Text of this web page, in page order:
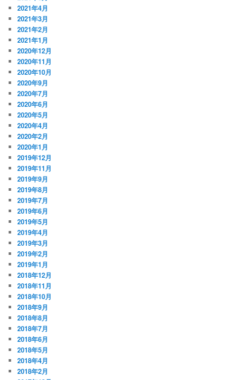
2021年4月
2021年3月
2021年2月
2021年1月
2020年12月
2020年11月
2020年10月
2020年9月
2020年7月
2020年6月
2020年5月
2020年4月
2020年2月
2020年1月
2019年12月
2019年11月
2019年9月
2019年8月
2019年7月
2019年6月
2019年5月
2019年4月
2019年3月
2019年2月
2019年1月
2018年12月
2018年11月
2018年10月
2018年9月
2018年8月
2018年7月
2018年6月
2018年5月
2018年4月
2018年2月